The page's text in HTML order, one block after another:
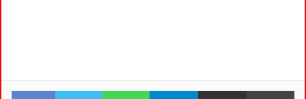
Facebook Twitter WhatsApp Telegram Share via Email